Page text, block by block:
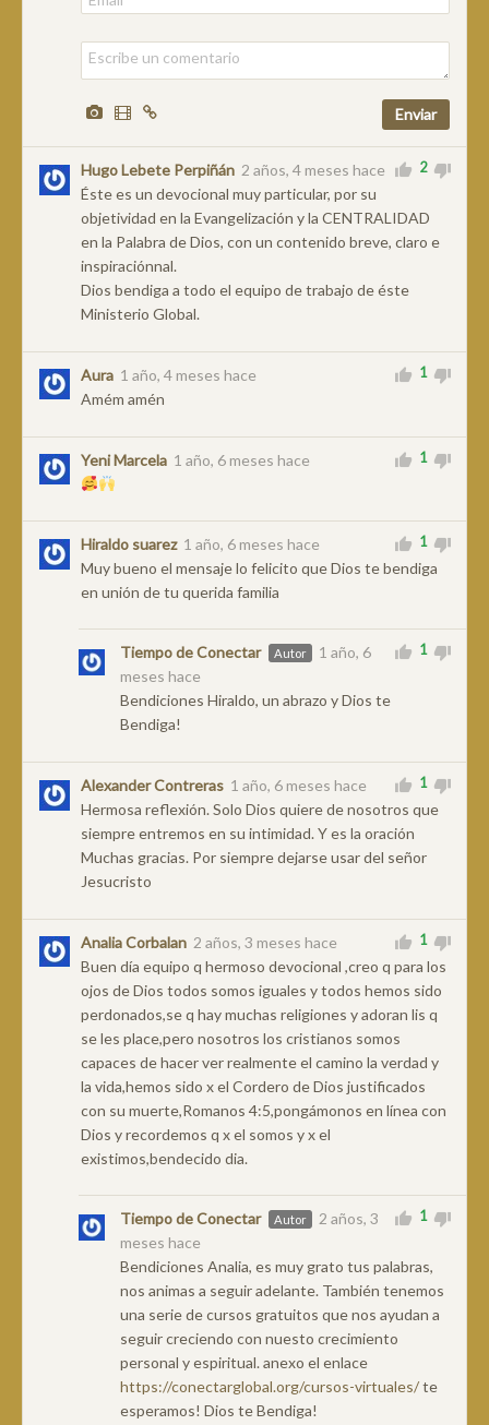
Hugo Lebete Perpiñán 2 años, 4 meses hace
Éste es un devocional muy particular, por su
objetividad en la Evangelización y la CENTRALIDAD
en la Palabra de Dios, con un contenido breve, claro e
inspiraciónnal.
Dios bendiga a todo el equipo de trabajo de éste
Ministerio Global.
2
Aura 1 año, 4 meses hace
Amém amén
1
Yeni Marcela 1 año, 6 meses hace 1
Hiraldo suarez 1 año, 6 meses hace
Muy bueno el mensaje lo felicito que Dios te bendiga
en unión de tu querida familia
1
Tiempo de Conectar Autor
1 año, 6
meses hace
Bendiciones Hiraldo, un abrazo y Dios te
Bendiga!
1
Alexander Contreras 1 año, 6 meses hace
Hermosa reflexión. Solo Dios quiere de nosotros que
siempre entremos en su intimidad. Y es la oración
Muchas gracias. Por siempre dejarse usar del señor
Jesucristo
1
Analia Corbalan 2 años, 3 meses hace
Buen día equipo q hermoso devocional ,creo q para los
ojos de Dios todos somos iguales y todos hemos sido
perdonados,se q hay muchas religiones y adoran lis q
se les place,pero nosotros los cristianos somos
capaces de hacer ver realmente el camino la verdad y
la vida,hemos sido x el Cordero de Dios justificados
con su muerte,Romanos 4:5,pongámonos en línea con
Dios y recordemos q x el somos y x el
existimos,bendecido dia.
1
Tiempo de Conectar Autor
2 años, 3
meses hace
Bendiciones Analia, es muy grato tus palabras,
nos animas a seguir adelante. También tenemos
una serie de cursos gratuitos que nos ayudan a
seguir creciendo con nuesto crecimiento
personal y espiritual. anexo el enlace
https://conectarglobal.org/cursos-virtuales/te
esperamos! Dios te Bendiga!
1